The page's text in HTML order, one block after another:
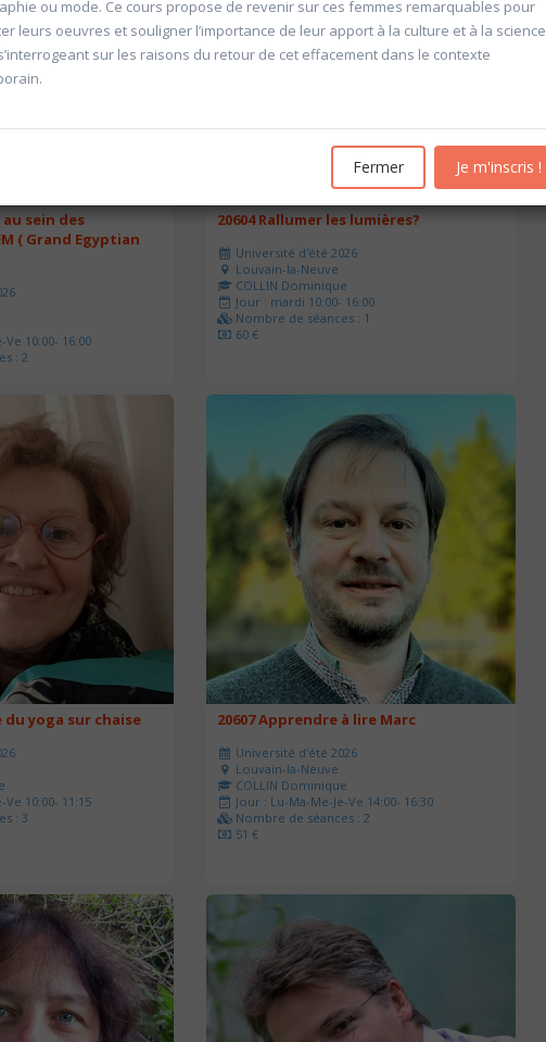
au sein des
( Grand Egyptian
Ve 10:00- 16:00
: 2
20604 Rallumer les lumières?
Université d'été 2026
Louvain-la-Neuve
COLLIN Dominique
Jour : mardi 10:00- 16:00
Nombre de séances : 1
60 €
du yoga sur chaise
Ve 10:00- 11:15
: 3
20607 Apprendre à lire Marc
Université d'été 2026
Louvain-la-Neuve
COLLIN Dominique
Jour : Lu-Ma-Me-Je-Ve 14:00- 16:30
Nombre de séances : 2
51 €
ou mode. Ce cours propose de revenir sur ces femmes remarquables pour
leurs oeuvres et souligner l’importance de leur apport à la culture et à la science,
sur les raisons du retour de cet effacement dans le contexte
Fermer Je m'inscris !